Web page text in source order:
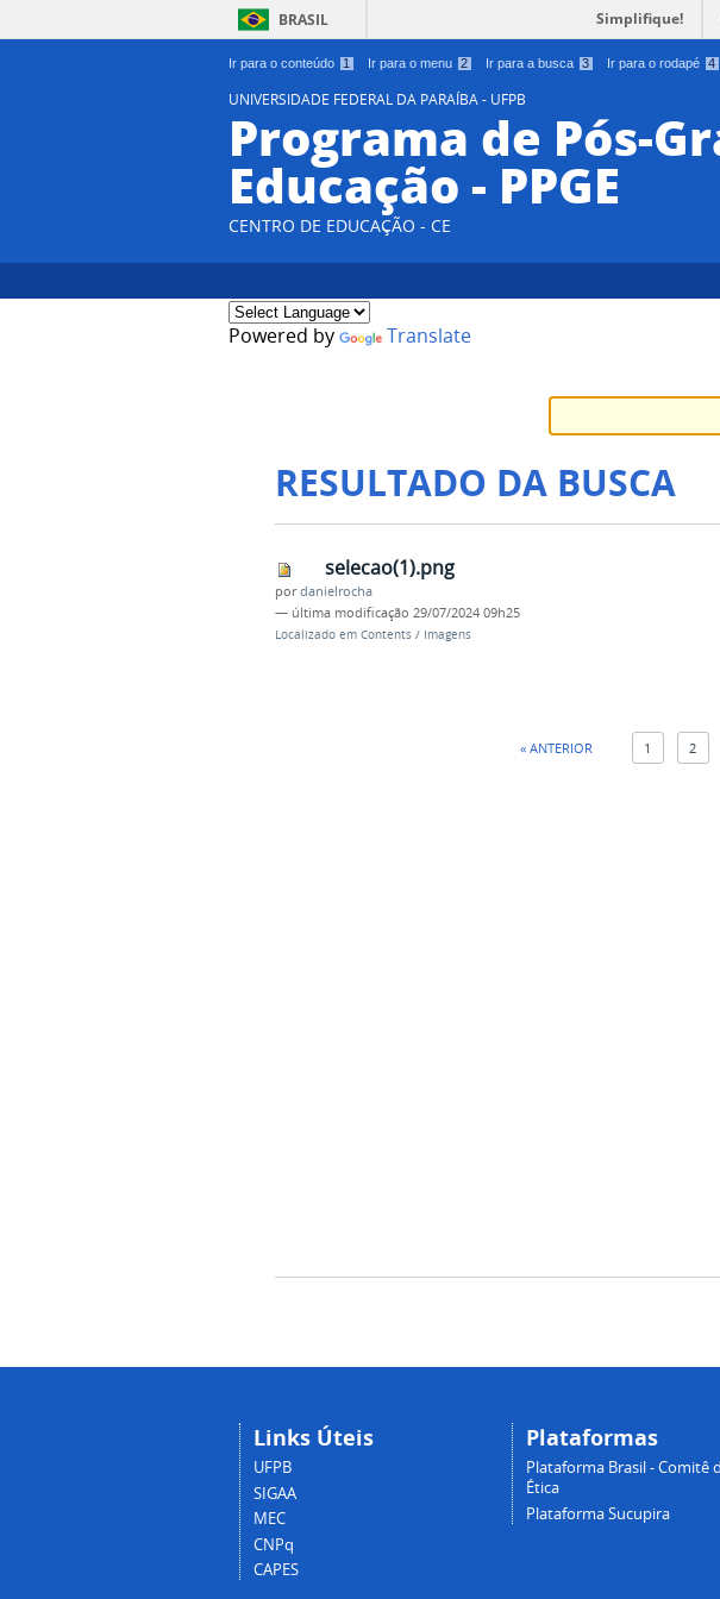
Ir para o conteúdo 1 Ir para o menu 2 Ir para a busca 3 Ir para o rodapé 4
BRASIL Simplifique!
UNIVERSIDADE FEDERAL DA PARAÍBA - UFPB
Programa de Pós-
Educação - PPGE
CENTRO DE EDUCAÇÃO - CE
Powered by Translate
RESULTADO DA BUSCA
selecao(1).png
pordanielrocha
— última modificação 29/07/2024 09h25
Localizado em Contents / Imagens
« ANTERIOR 1 2
Links Úteis
UFPB
SIGAA
MEC
CNPq
CAPES
Plataformas
Plataforma Brasil - Comitê
Ética
Plataforma Sucupira